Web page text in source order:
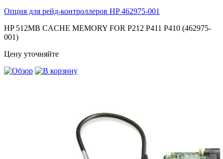
Опция для pейд-контроллеров HP462975-001
HP 512MB CACHE MEMORY FOR P212 P411 P410 (462975-
001)
Цену уточняйте